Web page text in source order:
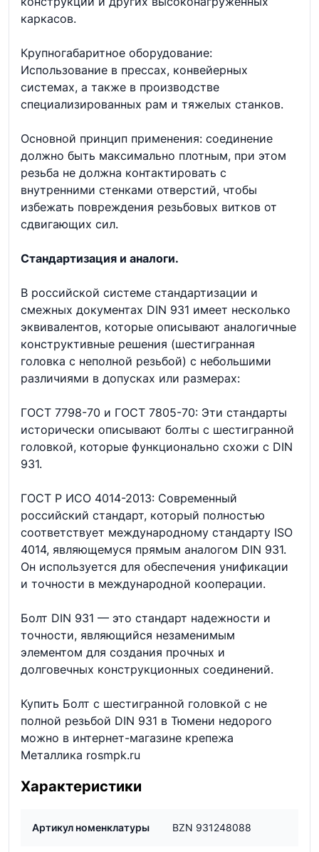
каркасов.
Крупногабаритное оборудование:
Использование в прессах, конвейерных
системах, а также в производстве
специализированных рам и тяжелых станков.
Основной принцип применения: соединение
должно быть максимально плотным, при этом
резьба не должна контактировать с
внутренними стенками отверстий, чтобы
избежать повреждения резьбовых витков от
сдвигающих сил.
Стандартизация и аналоги.
В российской системе стандартизации и
смежных документах DIN 931 имеет несколько
эквивалентов, которые описывают аналогичные
конструктивные решения (шестигранная
головка с неполной резьбой) с небольшими
различиями в допусках или размерах:
ГОСТ 7798-70 и ГОСТ 7805-70: Эти стандарты
исторически описывают болты с шестигранной
головкой, которые функционально схожи с DIN
931.
ГОСТ Р ИСО 4014-2013: Современный
российский стандарт, который полностью
соответствует международному стандарту ISO
4014, являющемуся прямым аналогом DIN 931.
Он используется для обеспечения унификации
и точности в международной кооперации.
Болт DIN 931 — это стандарт надежности и
точности, являющийся незаменимым
элементом для создания прочных и
долговечных конструкционных соединений.
Купить Болт с шестигранной головкой с не
полной резьбой DIN 931 в Тюмени недорого
можно в интернет-магазине крепежа
Металлика rosmpk.ru
Характеристики
Артикул номенклатуры BZN 931248088